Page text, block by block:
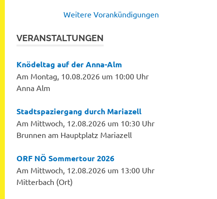
Weitere Vorankündigungen
VERANSTALTUNGEN
Knödeltag auf der Anna-Alm
Am Montag, 10.08.2026 um 10:00 Uhr
Anna Alm
Stadtspaziergang durch Mariazell
Am Mittwoch, 12.08.2026 um 10:30 Uhr
Brunnen am Hauptplatz Mariazell
ORF NÖ Sommertour 2026
Am Mittwoch, 12.08.2026 um 13:00 Uhr
Mitterbach (Ort)